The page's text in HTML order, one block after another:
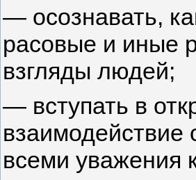
— осознавать,
расовые и иные
взгляды людей;
— вступать в
взаимодействие
всеми уважения